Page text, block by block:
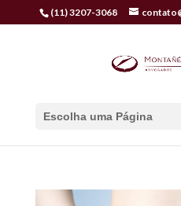
(11) 3207-3068
Escolha uma Página